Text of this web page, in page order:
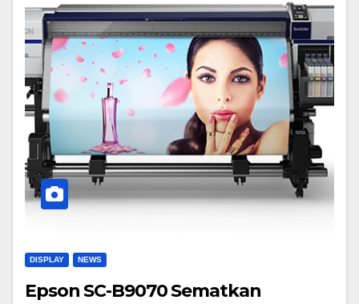
DISPLAY NEWS
Epson SC-B9070 Sematkan